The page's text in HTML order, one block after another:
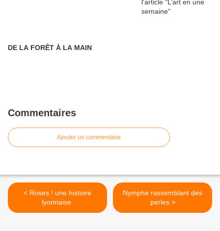
DE LA FORÊT À LA MAIN
Commentaires
Ajouter un commentaire
< Roses ! une histoire
lyonnaise.
Nymphe rassemblant des
perles >